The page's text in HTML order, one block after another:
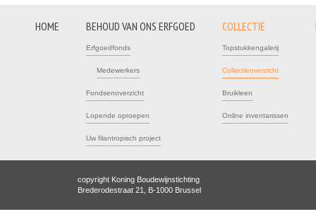
HOME BEHOUD VAN ONS ERFGOED
Erfgoedfonds
Medewerkers
Fondsenoverzicht
Lopende oproepen
Uw filantropisch project
COLLECTIE
Topstukkengalerij
Collectieoverzicht
Bruikleen
Online inventarissen
copyright Koning Boudewijnstichting
Brederodestraat 21, B-1000 Brussel